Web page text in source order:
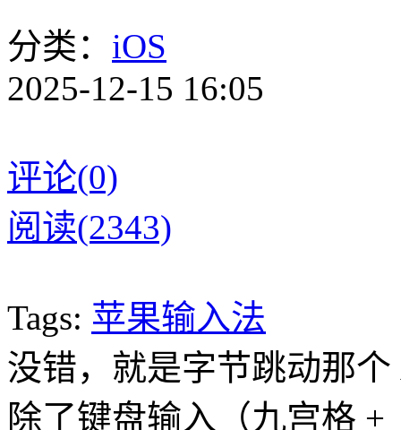
分类： iOS
2025-12-15 16:05
评论(0)
阅读(2343)
Tags: 苹果输入法
没错，就是字节跳动那
除了键盘输入（九宫格